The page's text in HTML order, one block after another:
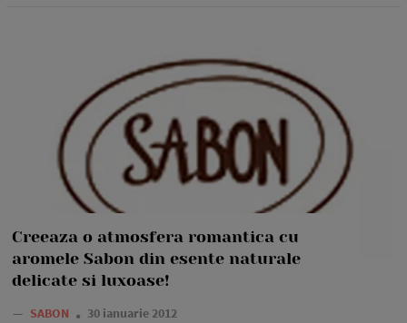
Creeaza o atmosfera romantica cu
aromele Sabon din esente naturale
delicate si luxoase!
— SABON 30 ianuarie 2012